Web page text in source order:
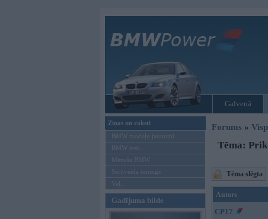
Galvenā
Ziņas un raksti
BMW modeļu jaunumi
BMW testi
Mēneša BMW
Sērijveida tūnings
Vel...
Gadījuma bilde
Forums »
Tēma:
Tēma slēgta
Autors
CP17